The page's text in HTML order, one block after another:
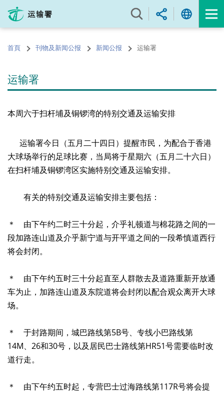
内
的首頁 刊物及新闻公报 新闻公报 运输署
运输署
本周六于扫杆埔及铜锣湾的特别交通及运输安排
运输署今日（五月二十四日）提醒市民，为配合于香港
大球场举行的足球比赛，当局将于星期六（五月二十六日）
在扫杆埔及铜锣湾区实施特别交通及运输安排。
有关的特别交通及运输安排主要包括：
＊ 由下午约二时三十分起，介乎礼顿道与棉花路之间的一
段加路连山道及介乎新宁道与开平道之间的一段希慎道西行
将会封闭。
＊ 由下午约五时三十分起直至人群散去及道路重新开放通
车为止，加路连山道及东院道将会封闭以配合观众离开大球
场。
＊ 于封路期间，城巴路线第5B号、专线小巴路线第
14M、26和30号，以及居民巴士路线第HR51号需要临时改
道行走。
＊ 由下午约五时起，专营巴士过海路线第117R号将会提